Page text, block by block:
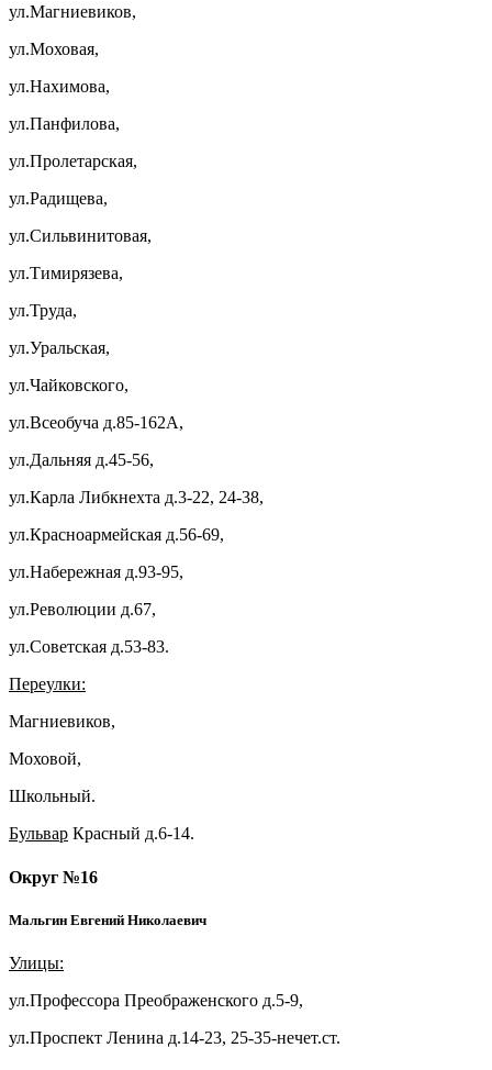
ул.Магниевиков,
ул.Моховая,
ул.Нахимова,
ул.Панфилова,
ул.Пролетарская,
ул.Радищева,
ул.Сильвинитовая,
ул.Тимирязева,
ул.Труда,
ул.Уральская,
ул.Чайковского,
ул.Всеобуча д.85-162А,
ул.Дальняя д.45-56,
ул.Карла Либкнехта д.3-22, 24-38,
ул.Красноармейская д.56-69,
ул.Набережная д.93-95,
ул.Революции д.67,
ул.Советская д.53-83.
Переулки:
Магниевиков,
Моховой,
Школьный.
Бульвар Красный д.6-14.
Округ №16
Мальгин Евгений Николаевич
Улицы:
ул.Профессора Преображенского д.5-9,
ул.Проспект Ленина д.14-23, 25-35-нечет.ст.